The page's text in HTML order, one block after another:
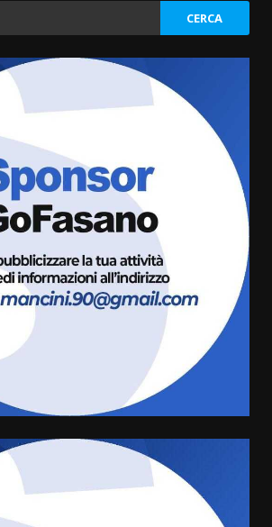
Grande successo per la “Sagra
del Pesce Spada” a Savelletri
9 Agosto 2026 07:32
Serie D, l’Us Fasano non molla e
conferma di voler ricorrere per
ottenere l’iscrizione
ufficialmente la Festa di
Savelletri
8 Agosto 2026 11:00